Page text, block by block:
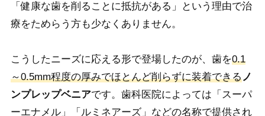
「健康な歯を削ることに抵抗がある」という理由で治
療をためらう方も少なくありません。
こうしたニーズに応える形で登場したのが、歯を0.1
～0.5mm程度の厚みでほとんど削らずに装着できるノ
ンプレップベニアです。歯科医院によっては「スーパ
ーエナメル」「ルミネアーズ」などの名称で提供され